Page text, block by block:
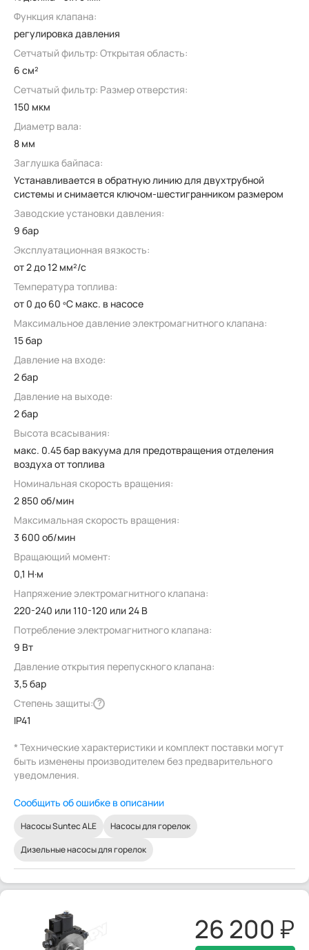
Функция клапана:
регулировка давления
Сетчатый фильтр: Открытая область:
6 см²
Сетчатый фильтр: Размер отверстия:
150 мкм
Диаметр вала:
8 мм
Заглушка байпаса:
Устанавливается в обратную линию для двухтрубной
системы и снимается ключом-шестигранником размером
Заводские установки давления:
9 бар
Эксплуатационная вязкость:
от 2 до 12 мм²/с
Температура топлива:
от 0 до 60 ºC макс. в насосе
Максимальное давление электромагнитного клапана:
15 бар
Давление на входе:
2 бар
Давление на выходе:
2 бар
Высота всасывания:
макс. 0.45 бар вакуума для предотвращения отделения
воздуха от топлива
Номинальная скорость вращения:
2 850 об/мин
Максимальная скорость вращения:
3 600 об/мин
Вращающий момент:
0,1 Н·м
Напряжение электромагнитного клапана:
220-240 или 110-120 или 24 В
Потребление электромагнитного клапана:
9 Вт
Давление открытия перепускного клапана:
3,5 бар
Степень защиты: ?
IP41
* Технические характеристики и комплект поставки могут
быть изменены производителем без предварительного
уведомления.
Сообщить об ошибке в описании
Насосы Suntec ALE
Насосы для горелок
Дизельные насосы для горелок
26 200